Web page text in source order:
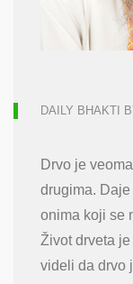
DAILY BHAKTI
Drvo je
drugima.
onima koji se
Život drveta
videli da drvo